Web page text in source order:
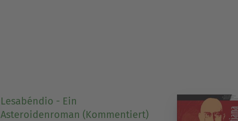
Lesabéndio - Ein
Asteroidenroman (Kommentiert)